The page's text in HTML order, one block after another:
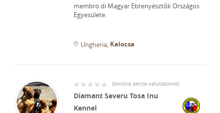
membro di Magyar Ebtenyésztők Országos
Egyesülete.
Ungheria Kalocsa
(Ancora senza valutazione)
Diamant Severu Tosa Inu
Kennel